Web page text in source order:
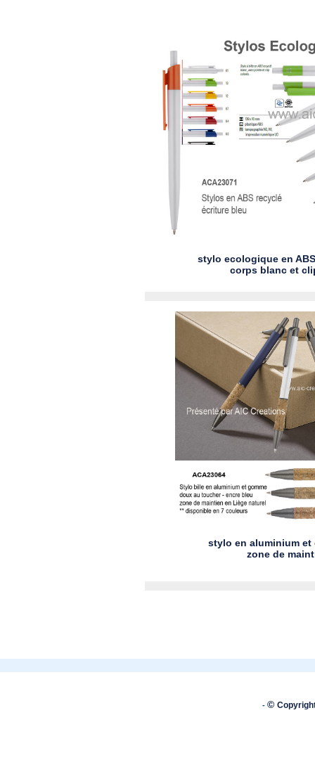
stylo ecologique en
corps blanc et
stylo en aluminium et
zone de
- ©